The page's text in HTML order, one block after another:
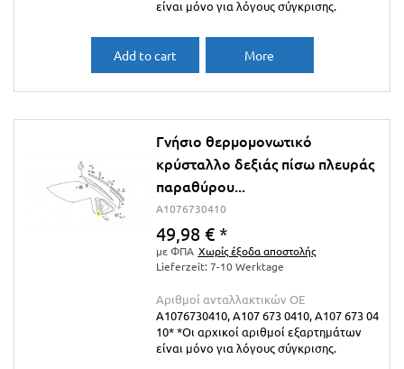
είναι μόνο για λόγους σύγκρισης.
Add to cart More
Γνήσιο θερμομονωτικό
κρύσταλλο δεξιάς πίσω πλευράς
παραθύρου...
A1076730410
49,98 € *
με ΦΠΑ Χωρίς έξοδα αποστολής
Lieferzeit: 7-10 Werktage
Αριθμοί ανταλλακτικών ΟΕ
A1076730410, A107 673 0410, A107 673 04
10* *Οι αρχικοί αριθμοί εξαρτημάτων
είναι μόνο για λόγους σύγκρισης.